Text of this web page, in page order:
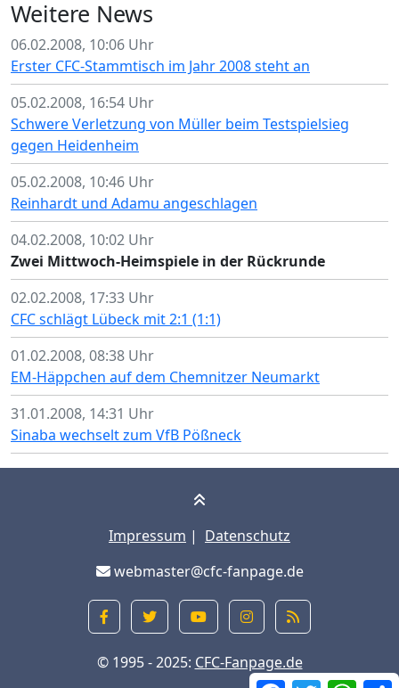
Weitere News
06.02.2008, 10:06 Uhr
Erster CFC-Stammtisch im Jahr 2008 steht an
05.02.2008, 16:54 Uhr
Schwere Verletzung von Müller beim Testspielsieg
gegen Heidenheim
05.02.2008, 10:46 Uhr
Reinhardt und Adamu angeschlagen
04.02.2008, 10:02 Uhr
Zwei Mittwoch-Heimspiele in der Rückrunde
02.02.2008, 17:33 Uhr
CFC schlägt Lübeck mit 2:1 (1:1)
01.02.2008, 08:38 Uhr
EM-Häppchen auf dem Chemnitzer Neumarkt
31.01.2008, 14:31 Uhr
Sinaba wechselt zum VfB Pößneck
Impressum | Datenschutz
webmaster@cfc-fanpage.de
© 1995 - 2025: CFC-Fanpage.de